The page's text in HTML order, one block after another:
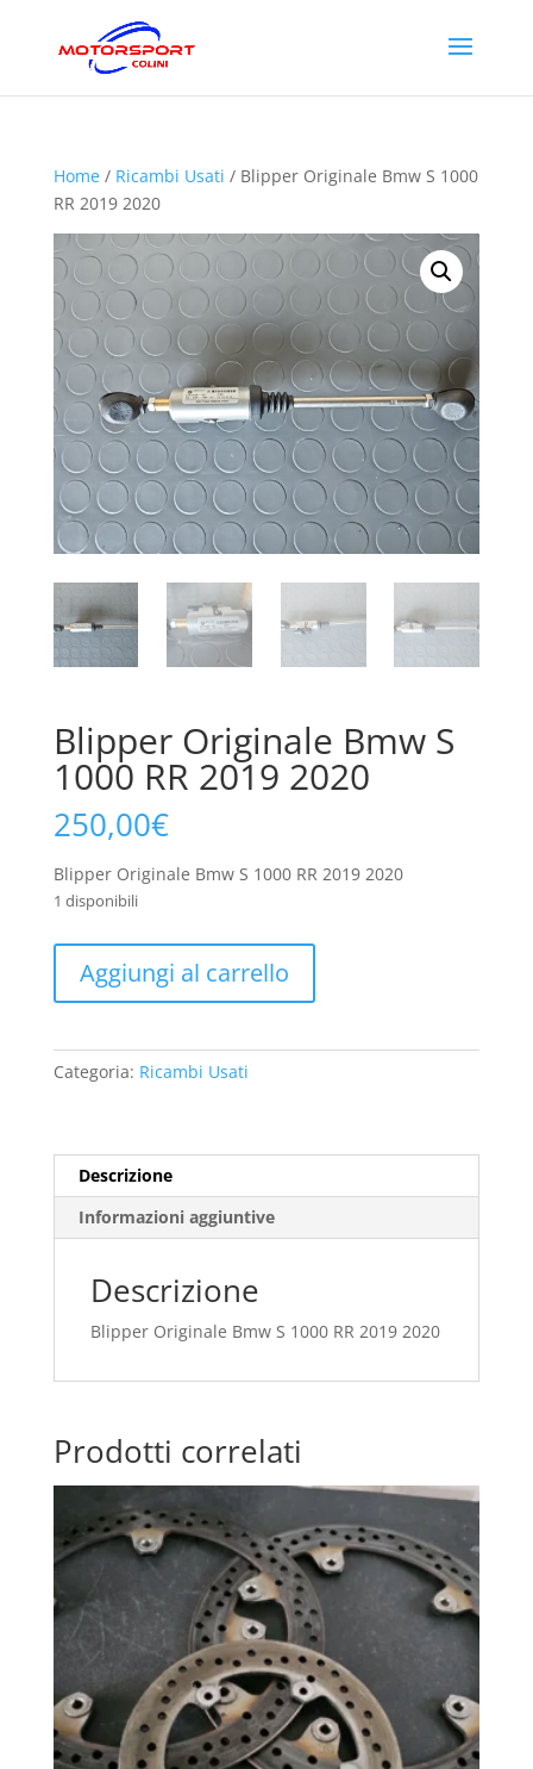
Home/ Ricambi Usati / Blipper Originale Bmw S 1000
RR 2019 2020
Blipper Originale Bmw S
1000 RR 2019 2020
250,00€
Blipper Originale Bmw S 1000 RR 2019 2020
1 disponibili
Originale
1000
quantità
Aggiungi al carrello
Categoria: Ricambi Usati
Descrizione
Informazioni aggiuntive
Descrizione
Blipper Originale Bmw S 1000 RR 2019 2020
Prodotti correlati